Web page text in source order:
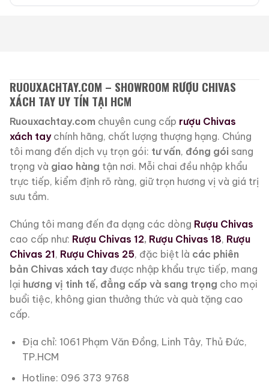
RUOUXACHTAY.COM – SHOWROOM RƯỢU CHIVAS
XÁCH TAY UY TÍN TẠI HCM
Ruouxachtay.com chuyên cung cấp rượu Chivas
xách taychính hãng, chất lượng thượng hạng. Chúng
tôi mang đến dịch vụ trọn gói: tư vấn, đóng gói sang
trọng và giao hàng tận nơi. Mỗi chai đều nhập khẩu
trực tiếp, kiểm định rõ ràng, giữ trọn hương vị và giá trị
sưu tầm.
Chúng tôi mang đến đa dạng các dòng Rượu Chivas
cao cấp như: Rượu Chivas 12, Rượu Chivas 18, Rượu
Chivas 21, Rượu Chivas 25, đặc biệt là các phiên
bản Chivas xách tayđược nhập khẩu trực tiếp, mang
lại hương vị tinh tế, đẳng cấp và sang trọng cho mọi
buổi tiệc, không gian thưởng thức và quà tặng cao
cấp.
Địa chỉ: 1061 Phạm Văn Đồng, Linh Tây, Thủ Đức,
TP.HCM
Hotline: 096 373 9768